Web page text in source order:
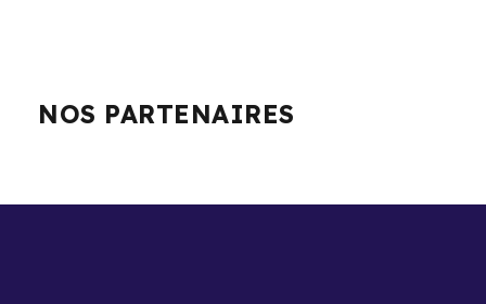
NOS PARTENAIRES